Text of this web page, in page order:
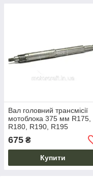
Вал головний трансмісії
мотоблока 375 мм R175,
R180, R190, R195
675 ₴
Купити